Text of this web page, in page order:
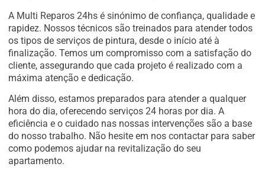
A Multi Reparos 24hs é sinónimo de confiança, qualidade e
rapidez. Nossos técnicos são treinados para atender todos
os tipos de serviços de pintura, desde o início até à
finalização. Temos um compromisso com a satisfação do
cliente, assegurando que cada projeto é realizado com a
máxima atenção e dedicação.
Além disso, estamos preparados para atender a qualquer
hora do dia, oferecendo serviços 24 horas por dia. A
eficiência e o cuidado nas nossas intervenções são a base
do nosso trabalho. Não hesite em nos contactar para saber
como podemos ajudar na revitalização do seu
apartamento.